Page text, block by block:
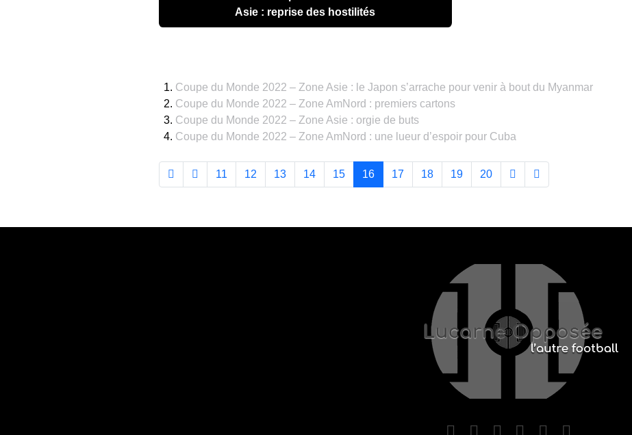
Asie : reprise des hostilités
Coupe du Monde 2022 – Zone Asie : le Japon s’arrache pour venir à bout du Myanmar
Coupe du Monde 2022 – Zone AmNord : premiers cartons
Coupe du Monde 2022 – Zone Asie : orgie de buts
Coupe du Monde 2022 – Zone AmNord : une lueur d’espoir pour Cuba
11 12 13 14 15 16 17 18 19 20